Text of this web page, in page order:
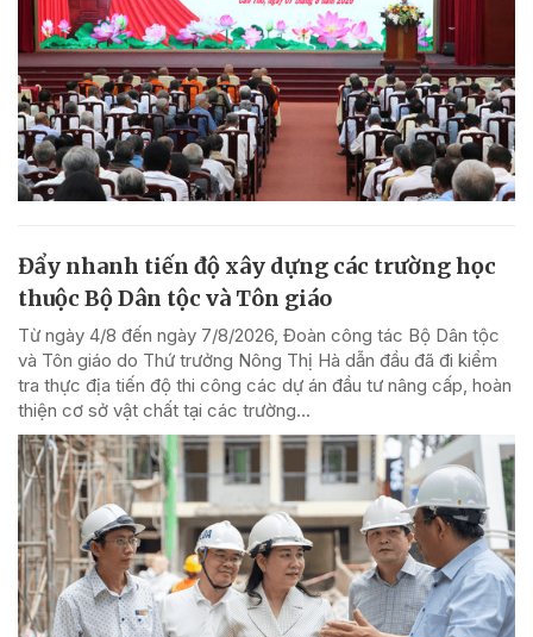
Đẩy nhanh tiến độ xây dựng các trường học
thuộc Bộ Dân tộc và Tôn giáo
Từ ngày 4/8 đến ngày 7/8/2026, Đoàn công tác Bộ Dân tộc
và Tôn giáo do Thứ trưởng Nông Thị Hà dẫn đầu đã đi kiểm
tra thực địa tiến độ thi công các dự án đầu tư nâng cấp, hoàn
thiện cơ sở vật chất tại các trường...